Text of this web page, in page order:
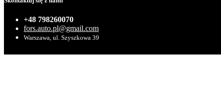
+48 798260070
fors.auto.pl@gmail.com
Warszawa, ul. Szyszkowa 39